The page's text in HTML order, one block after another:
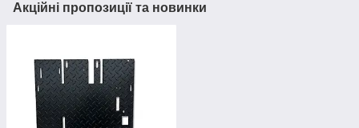
Акційні пропозиції та новинки